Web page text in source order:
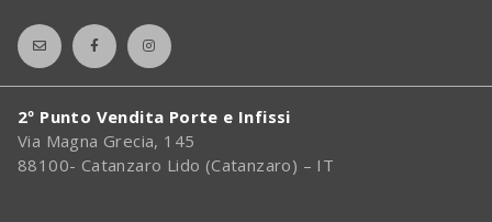
2º Punto Vendita Porte e Infissi
Via Magna Grecia, 145
88100- Catanzaro Lido (Catanzaro) – IT